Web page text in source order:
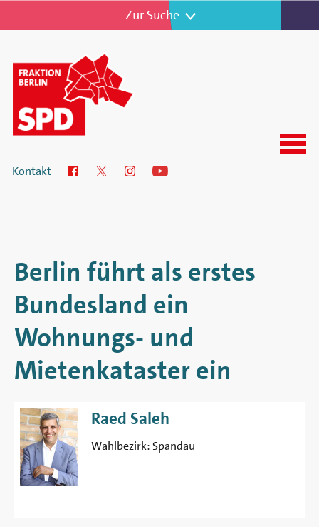
Zur Navigation
Zur Suche
Fraktion
Abgeordnetenhaus
von
Berlin
Kontakt FacebookTwitterInstagramYouTube
Menu
Berlin führt als erstes
Bundesland ein
Wohnungs- und
Mietenkataster ein
Raed Saleh
Wahlbezirk:Spandau